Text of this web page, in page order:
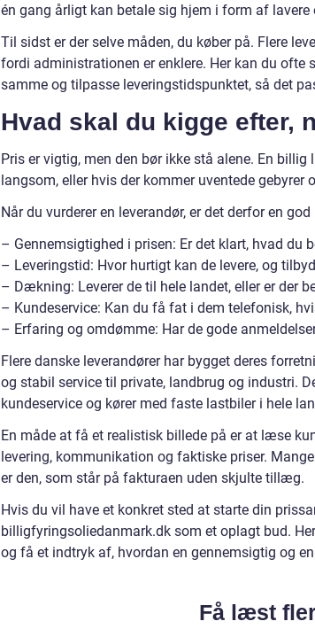
én gang årligt kan betale sig hjem i form af lavere
Til sidst er der selve måden, du køber på. Flere
fordi administrationen er enklere. Her kan du ofte
samme og tilpasse leveringstidspunktet, så det
Hvad skal du kigge efter,
Pris er vigtig, men den bør ikke stå alene. En
langsom, eller hvis der kommer uventede gebyrer
Når du vurderer en leverandør, er det derfor en
– Gennemsigtighed i prisen: Er det klart, hvad du
– Leveringstid: Hvor hurtigt kan de levere, og
– Dækning: Leverer de til hele landet, eller er der
– Kundeservice: Kan du få fat i dem telefonisk,
– Erfaring og omdømme: Har de gode
Flere danske leverandører har bygget deres
og stabil service til private, landbrug og industri.
kundeservice og kører med faste lastbiler i hele
En måde at få et realistisk billede på er at læse
levering, kommunikation og faktiske priser.
er den, som står på fakturaen uden skjulte tillæg.
Hvis du vil have et konkret sted at starte din
billigfyringsoliedanmark.dk som et oplagt bud.
og få et indtryk af, hvordan en gennemsigtig og
Få læst